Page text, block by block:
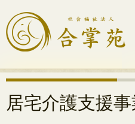
コ
ン
テ
ン
居宅介護支援